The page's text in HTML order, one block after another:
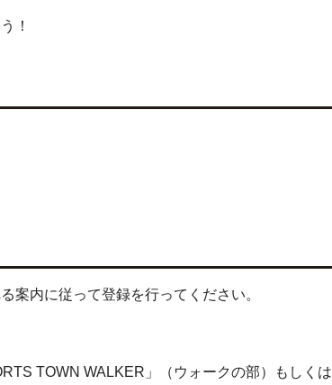
！
案内に従って登録を行ってください。
TOWN WALKER」（ウォークの部）もしくは